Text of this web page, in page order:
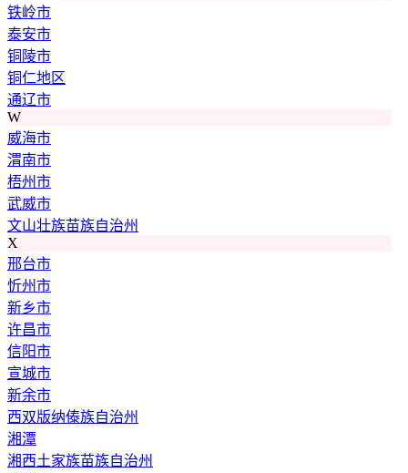
铁岭市
泰安市
铜陵市
铜仁地区
通辽市
W
威海市
渭南市
梧州市
武威市
文山壮族苗族自治州
X
邢台市
忻州市
新乡市
许昌市
信阳市
宣城市
新余市
西双版纳傣族自治州
湘潭
湘西土家族苗族自治州